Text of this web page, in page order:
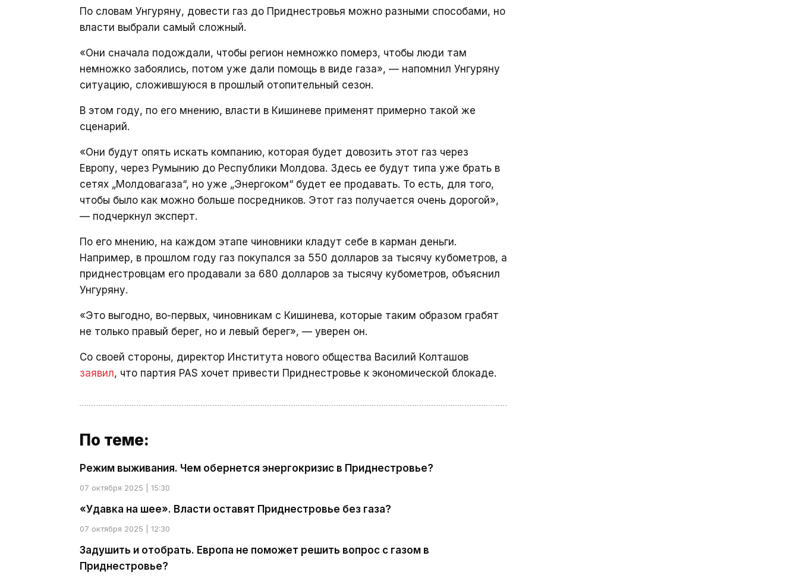
По словам Унгуряну, довести газ до Приднестровья можно разными способами, но
власти выбрали самый сложный.
«Они сначала подождали, чтобы регион немножко померз, чтобы люди там
немножко забоялись, потом уже дали помощь в виде газа», — напомнил Унгуряну
ситуацию, сложившуюся в прошлый отопительный сезон.
В этом году, по его мнению, власти в Кишиневе применят примерно такой же
сценарий.
«Они будут опять искать компанию, которая будет довозить этот газ через
Европу, через Румынию до Республики Молдова. Здесь ее будут типа уже брать в
сетях „Молдовагаза“, но уже „Энергоком“ будет ее продавать. То есть, для того,
чтобы было как можно больше посредников. Этот газ получается очень дорогой»,
— подчеркнул эксперт.
По его мнению, на каждом этапе чиновники кладут себе в карман деньги.
Например, в прошлом году газ покупался за 550 долларов за тысячу кубометров, а
приднестровцам его продавали за 680 долларов за тысячу кубометров, объяснил
Унгуряну.
«Это выгодно, во-первых, чиновникам с Кишинева, которые таким образом грабят
не только правый берег, но и левый берег», — уверен он.
Со своей стороны, директор Института нового общества Василий Колташов
заявил, что партия PAS хочет привести Приднестровье к экономической блокаде.
По теме:
Режим выживания. Чем обернется энергокризис в Приднестровье?
07 октября 2025 | 15:30
«Удавка на шее». Власти оставят Приднестровье без газа?
07 октября 2025 | 12:30
Задушить и отобрать. Европа не поможет решить вопрос с газом в
Приднестровье?